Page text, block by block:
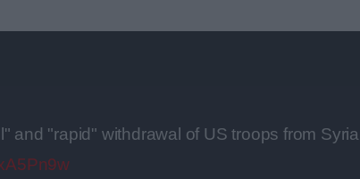
and "rapid" withdrawal of US troops from Syria